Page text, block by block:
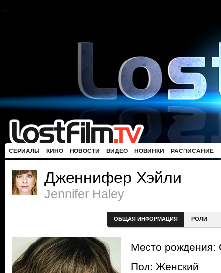
СЕРИАЛЫ КИНО НОВОСТИ ВИДЕО НОВИНКИ РАСПИСАНИЕ
Дженнифер Хэйли
Jennifer Haley
ОБЩАЯ ИНФОРМАЦИЯ РОЛИ
Место
Пол: Женский